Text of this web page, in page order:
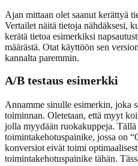
Ajan mittaan olet saanut kerättyä
Vertailet näitä tietoja nähdäksesi,
kerätä tietoa esimerkiksi
määrästä. Otat käyttöön sen
kannalta paremmin.
A/B testaus esimerkki
Annamme sinulle esimerkin, joka
toiminnan. Oletetaan, että myyt
jolla myydään ruokakuppeja.
toimintakehotuspainike, jossa on
konversiot eivät toimi
toimintakehotuspainike tähän.